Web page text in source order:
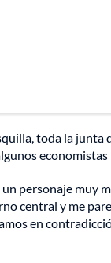
toda la junta
un personaje
central y me
en